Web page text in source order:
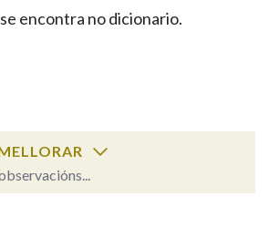
FIGURAS HOMENAXEADAS
PORTAL DAS PALABRAS
encontra no dicionario.